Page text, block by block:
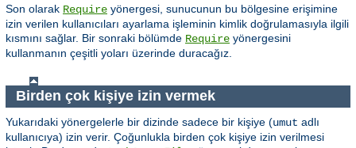
Son olarak Require yönergesi, sunucunun bu bölgesine erişimine
izin verilen kullanıcıları ayarlama işleminin kimlik doğrulamasıyla ilgili
kısmını sağlar. Bir sonraki bölümde Require yönergesini
kullanmanın çeşitli yoları üzerinde duracağız.
Birden çok kişiye izin vermek
Yukarıdaki yönergelerle bir dizinde sadece bir kişiye (umut adlı
kullanıcıya) izin verir. Çoğunlukla birden çok kişiye izin verilmesi